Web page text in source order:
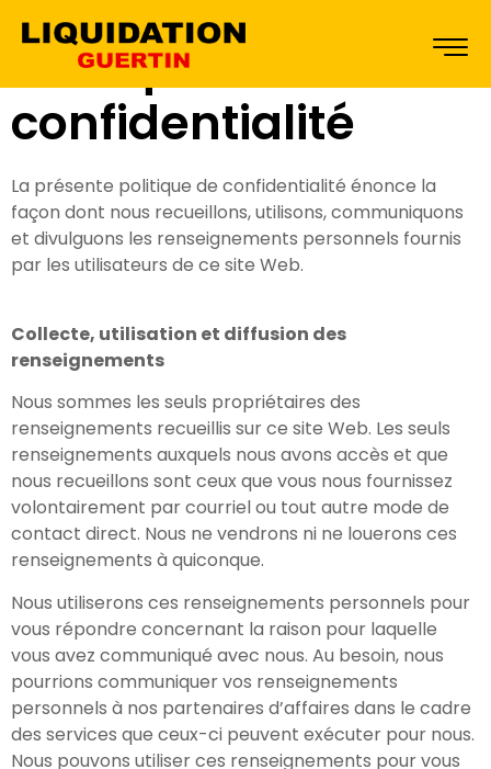
Politique de
confidentialité
La présente politique de confidentialité énonce la
façon dont nous recueillons, utilisons, communiquons
et divulguons les renseignements personnels fournis
par les utilisateurs de ce site Web.
Collecte, utilisation et diffusion des
renseignements
Nous sommes les seuls propriétaires des
renseignements recueillis sur ce site Web. Les seuls
renseignements auxquels nous avons accès et que
nous recueillons sont ceux que vous nous fournissez
volontairement par courriel ou tout autre mode de
contact direct. Nous ne vendrons ni ne louerons ces
renseignements à quiconque.
Nous utiliserons ces renseignements personnels pour
vous répondre concernant la raison pour laquelle
vous avez communiqué avec nous. Au besoin, nous
pourrions communiquer vos renseignements
personnels à nos partenaires d’affaires dans le cadre
des services que ceux-ci peuvent exécuter pour nous.
Nous pouvons utiliser ces renseignements pour vous